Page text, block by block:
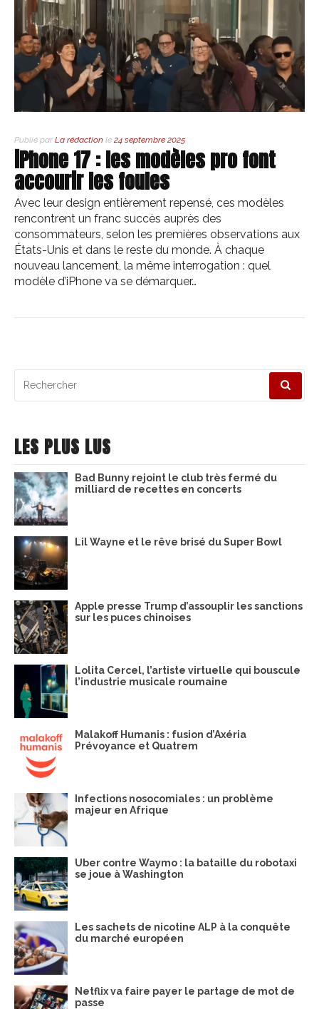
Publié par La rédaction le 24 septembre 2025
iPhone 17 : les modèles pro font
accourir les foules
Avec leur design entièrement repensé, ces modèles
rencontrent un franc succès auprès des
consommateurs, selon les premières observations aux
États-Unis et dans le reste du monde. À chaque
nouveau lancement, la même interrogation : quel
modèle d’iPhone va se démarquer…
pour
LES PLUS LUS
Bad Bunny rejoint le club très fermé du
milliard de recettes en concerts
Lil Wayne et le rêve brisé du Super Bowl
Apple presse Trump d’assouplir les sanctions
sur les puces chinoises
Lolita Cercel, l’artiste virtuelle qui bouscule
l’industrie musicale roumaine
Malakoff Humanis : fusion d’Axéria
Prévoyance et Quatrem
Infections nosocomiales : un problème
majeur en Afrique
Uber contre Waymo : la bataille du robotaxi
se joue à Washington
Les sachets de nicotine ALP à la conquête
du marché européen
Netflix va faire payer le partage de mot de
passe